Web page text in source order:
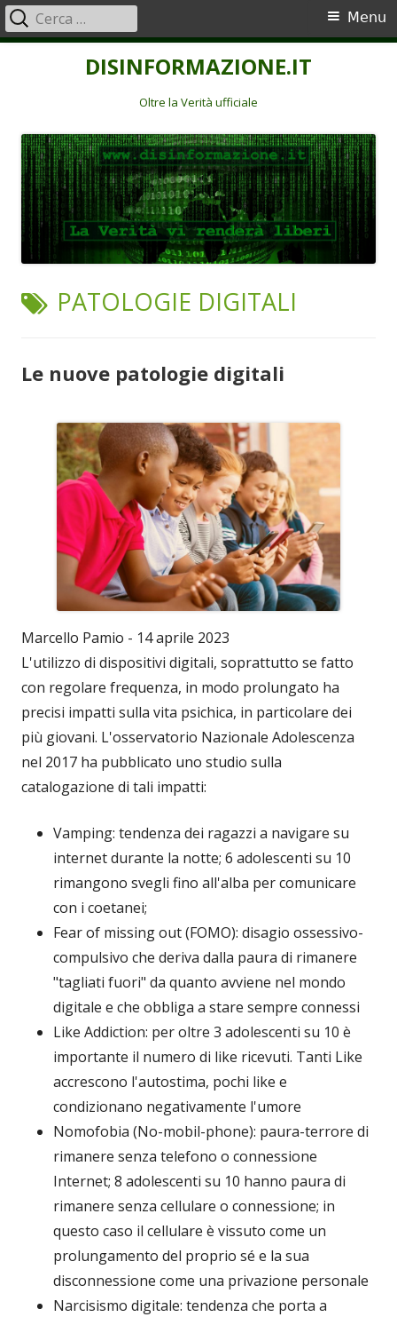
DISINFORMAZIONE.IT
Oltre la Verità ufficiale
Menu
principale
Menu
Ricerca
per:
TAG:
PATOLOGIE DIGITALI
Le nuove patologie digitali
Marcello Pamio - 14 aprile 2023
L'utilizzo di dispositivi digitali, soprattutto se fatto
con regolare frequenza, in modo prolungato ha
precisi impatti sulla vita psichica, in particolare dei
più giovani. L'osservatorio Nazionale Adolescenza
nel 2017 ha pubblicato uno studio sulla
catalogazione di tali impatti:
Vamping: tendenza dei ragazzi a navigare su
internet durante la notte; 6 adolescenti su 10
rimangono svegli fino all'alba per comunicare
con i coetanei;
Fear of missing out (FOMO): disagio ossessivo-
compulsivo che deriva dalla paura di rimanere
"tagliati fuori" da quanto avviene nel mondo
digitale e che obbliga a stare sempre connessi
Like Addiction: per oltre 3 adolescenti su 10 è
importante il numero di like ricevuti. Tanti Like
accrescono l'autostima, pochi like e
condizionano negativamente l'umore
Nomofobia (No-mobil-phone): paura-terrore di
rimanere senza telefono o connessione
Internet; 8 adolescenti su 10 hanno paura di
rimanere senza cellulare o connessione; in
questo caso il cellulare è vissuto come un
prolungamento del proprio sé e la sua
disconnessione come una privazione personale
Narcisismo digitale: tendenza che porta a